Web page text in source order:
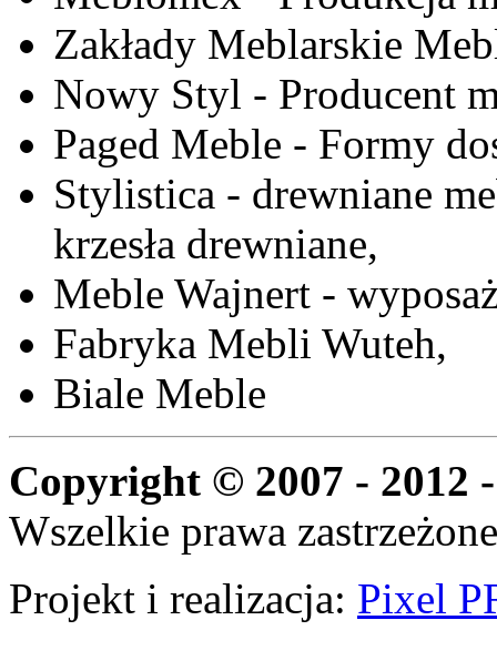
Zakłady Meblarskie
Nowy Styl - Producent
Paged Meble - Formy
Stylistica - drewniane
krzesła drewniane,
Meble Wajnert -
Fabryka Mebli Wuteh,
Biale Meble
Copyright © 2007 - 2012
Wszelkie prawa
Projekt i realizacja: Pixel